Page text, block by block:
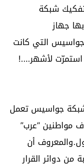
شبكة
جهاز
التي كانت
لأشهر….!
شبكة جواسيس تعمل
مواطنين “عرب”
أن
دوائر القرار